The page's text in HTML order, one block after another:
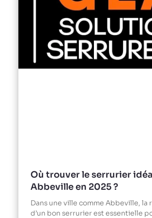
Où trouver le serrurier
Abbeville en 2025 ?
Dans une ville comme Abbeville, la
d’un bon serrurier est essentielle